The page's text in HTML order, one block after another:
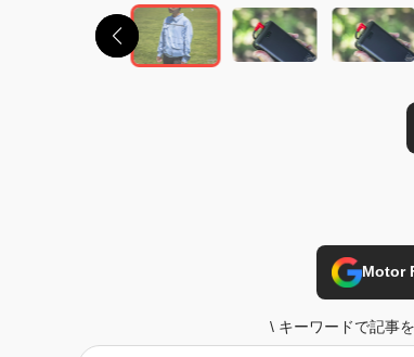
Motor
\ キーワードで記事